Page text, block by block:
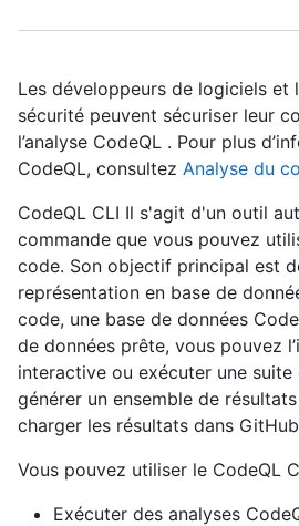
Les développeurs de logiciels et
sécurité peuvent sécuriser leur
l’analyse CodeQL . Pour plus
CodeQL, consultez Analyse du
CodeQL CLI Il s'agit d'un outil
commande que vous pouvez
code. Son objectif principal est
représentation en base de
code, une base de données
de données prête, vous pouvez
interactive ou exécuter une
générer un ensemble de
charger les résultats dans
Vous pouvez utiliser le CodeQL
Exécuter des analyses